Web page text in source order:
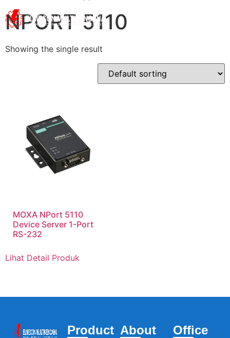
NPORT 5110
Showing the single result
MOXA NPort 5110
Device Server 1-Port
RS-232
Lihat Detail Produk
Product About Office